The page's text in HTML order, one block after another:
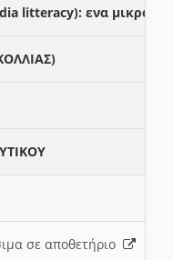
litteracy): ενα μικρο
σε αποθετήριο